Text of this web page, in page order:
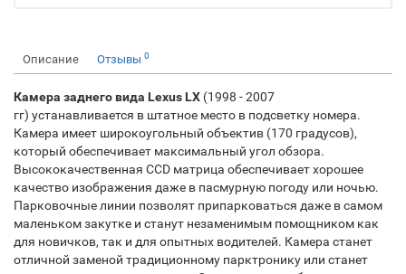
Описание Отзывы 0
Камера заднего вида Lexus LX​ (1998 - 2007
гг) устанавливается в штатное место в подсветку номера.
Камера имеет широкоугольный объектив (170 градусов),
который обеспечивает максимальный угол обзора.
Высококачественная CCD матрица обеспечивает хорошее
качество изображения даже в пасмурную погоду или ночью.
Парковочные линии позволят припарковаться даже в самом
маленьком закутке и станут незаменимым помощником как
для новичков, так и для опытных водителей. Камера станет
отличной заменой традиционному парктронику или станет